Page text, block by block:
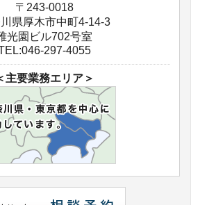
〒243-0018
県厚木市中町4-14-3
光園ビル702号室
297-4055
主要業務エリア＞